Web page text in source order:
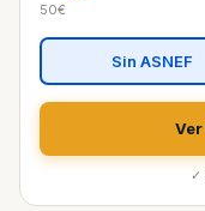
50€
Sin ASNEF
✓